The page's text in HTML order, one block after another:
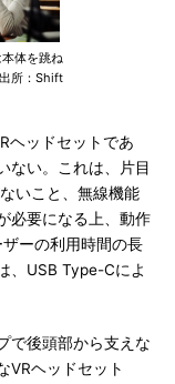
体を跳ね
所：Shift
ヘッドセットであ
ない。これは、片目
いこと、無線機能
必要になる上、動作
ーの利用時間の長
、USB Type-Cによ
で後頭部から支えな
VRヘッドセット